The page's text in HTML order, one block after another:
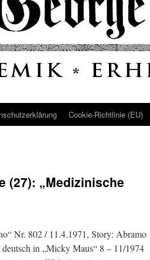
Cookie-Richtlinie (EU)
(27): „Medizinische
Nr. 802 / 11.4.1971, Story: Abramo
in „Micky Maus“ 8 – 11/1974